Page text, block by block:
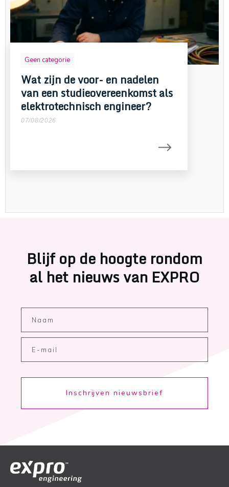
Geen categorie
Wat zijn de voor- en nadelen
van een studieovereenkomst als
elektrotechnisch engineer?
07/08/2026
Blijf op de hoogte rondom
al het nieuws van EXPRO
Inschrijven nieuwsbrief